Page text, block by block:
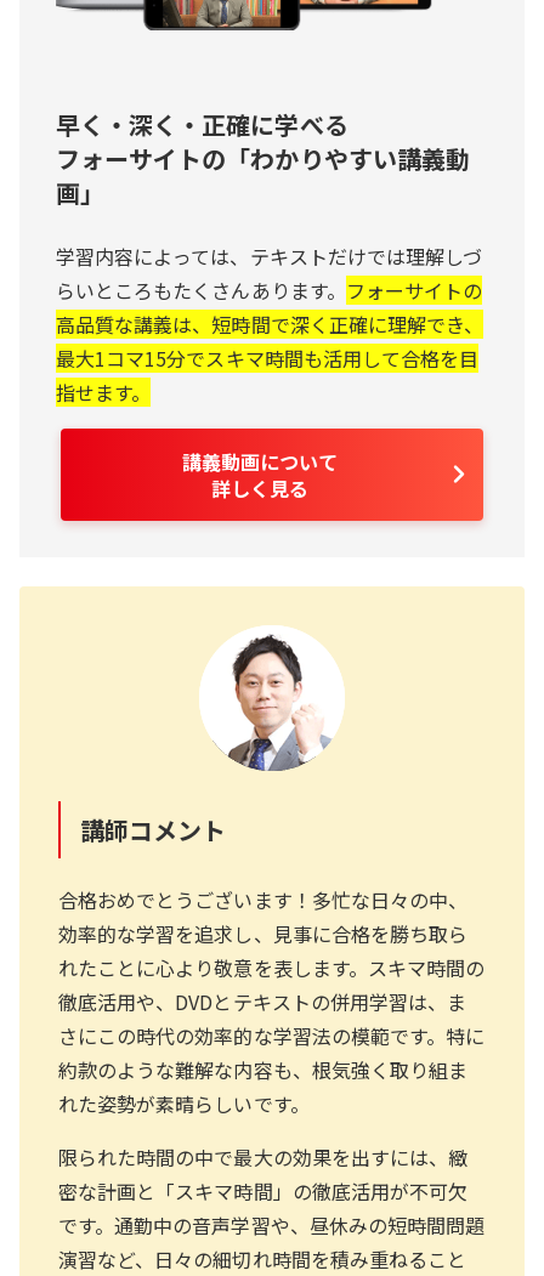
早く・深く・正確に学べる
フォーサイトの「わかりやすい講義動
画」
学習内容によっては、テキストだけでは理解しづ
らいところもたくさんあります。 フォーサイトの
高品質な講義は、短時間で深く正確に理解でき、
最大1コマ15分でスキマ時間も活用して合格を目
指せます。
講義動画について
詳しく見る
講師コメント
合格おめでとうございます！多忙な日々の中、
効率的な学習を追求し、見事に合格を勝ち取ら
れたことに心より敬意を表します。スキマ時間の
徹底活用や、DVDとテキストの併用学習は、ま
さにこの時代の効率的な学習法の模範です。特に
約款のような難解な内容も、根気強く取り組ま
れた姿勢が素晴らしいです。
限られた時間の中で最大の効果を出すには、緻
密な計画と「スキマ時間」の徹底活用が不可欠
です。通勤中の音声学習や、昼休みの短時間問題
演習など、日々の細切れ時間を積み重ねること